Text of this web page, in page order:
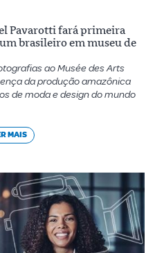
Pavarotti fará primeira
brasileiro em museu de
ao Musée des Arts
da produção amazônica
de moda e design do mundo
MAIS